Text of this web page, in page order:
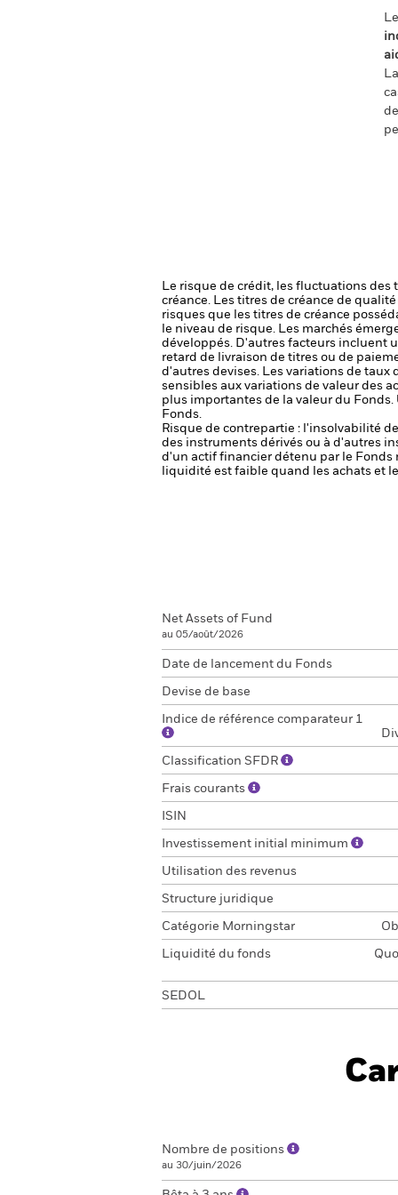
Le risque de crédit, les fluctuations
créance. Les titres de créance de
risques que les titres de créance
le niveau de risque. Les marchés
développés. D'autres facteurs incluent
retard de livraison de titres ou de
d'autres devises. Les variations de
sensibles aux variations de valeur des
plus importantes de la valeur du
Fonds.
Risque de contrepartie : l'insolvabilité
des instruments dérivés ou à d'autres
d'un actif financier détenu par le Fonds
liquidité est faible quand les achats et
Net Assets of Fund
au 05/août/2026
Date de lancement du Fonds
Devise de base
Indice de référence comparateur 1
Classification SFDR
Frais courants
ISIN
Investissement initial minimum
Utilisation des revenus
Structure juridique
Catégorie Morningstar
Liquidité du fonds
SEDOL
Nombre de positions
au 30/juin/2026